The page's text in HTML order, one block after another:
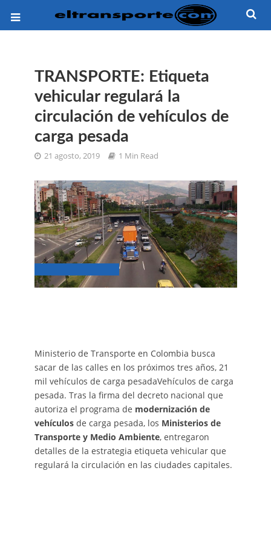
TRANSPORTE: Etiqueta
vehicular regulará la
circulación de vehículos de
carga pesada
21 agosto, 2019 1 Min Read
Ministerio de Transporte en Colombia busca
sacar de las calles en los próximos tres años, 21
mil vehículos de carga pesadaVehículos de carga
pesada. Tras la firma del decreto nacional que
autoriza el programa de modernización de
vehículosde carga pesada, los Ministerios de
Transporte y Medio Ambiente, entregaron
detalles de la estrategia etiqueta vehicular que
regulará la circulación en las ciudades capitales.